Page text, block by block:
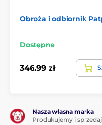
Obroża i odbiornik
Dostępne
346.99 zł
Nasza własna marka
Produkujemy i